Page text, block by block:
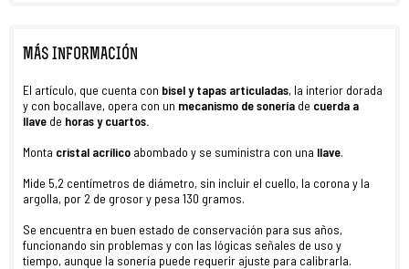
MÁS INFORMACIÓN
El artículo, que cuenta con bisel y tapas articuladas, la interior dorada
y con bocallave, opera con un mecanismo de sonería de cuerda a
llave de horas y cuartos.
Monta cristal acrílico abombado y se suministra con una llave.
Mide 5,2 centímetros de diámetro, sin incluir el cuello, la corona y la
argolla, por 2 de grosor y pesa 130 gramos.
Se encuentra en buen estado de conservación para sus años,
funcionando sin problemas y con las lógicas señales de uso y
tiempo, aunque la sonería puede requerir ajuste para calibrarla.